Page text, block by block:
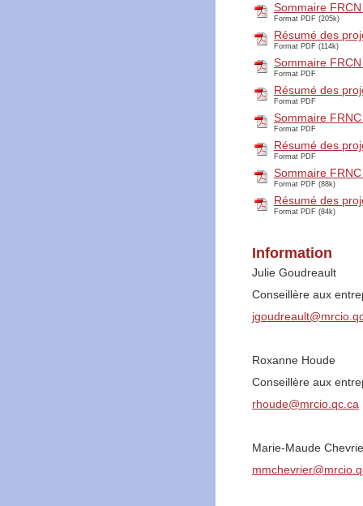
Sommaire
Format PDF (205k)
Résumé des
Format PDF (114k)
Sommaire
Format PDF
Résumé des
Format PDF
Sommaire
Format PDF
Résumé des
Format PDF
Sommaire
Format PDF (88k)
Résumé des
Format PDF (84k)
Information
Julie Goudreault
Conseillère aux
Roxanne Houde
Conseillère aux
rhoude@mrcio.qc.ca
Marie-Maude